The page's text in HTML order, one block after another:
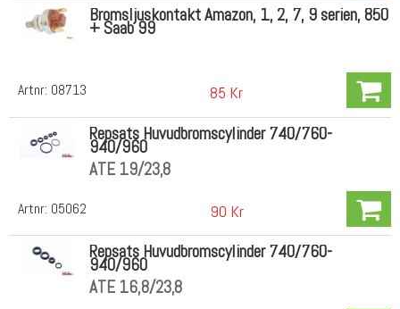
Artnr: 08713
Bromsljuskontakt Amazon, 1, 2, 7, 9 serien, 850
+ Saab 99
85 Kr
Artnr: 05062
Repsats Huvudbromscylinder 740/760-
940/960
ATE 19/23,8
90 Kr
Repsats Huvudbromscylinder 740/760-
940/960
ATE 16,8/23,8